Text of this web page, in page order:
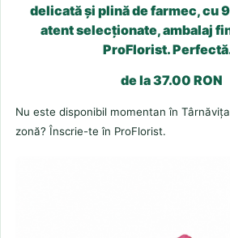
delicată și plină de farmec, cu
atent selecționate, ambalaj
ProFlorist.
de la 37.00 RON
Nu este disponibil momentan în
zonă? Înscrie-te în ProFlorist.